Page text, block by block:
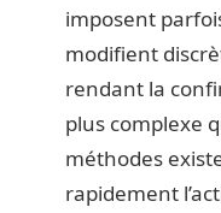
imposent
modifient
rendant la
plus complexe
méthodes
rapidement